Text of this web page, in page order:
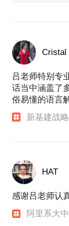
Cristal
吕老师特别专
话当中涵盖了
俗易懂的语言
新基建战
HAT
感谢吕老师认
阿里系大